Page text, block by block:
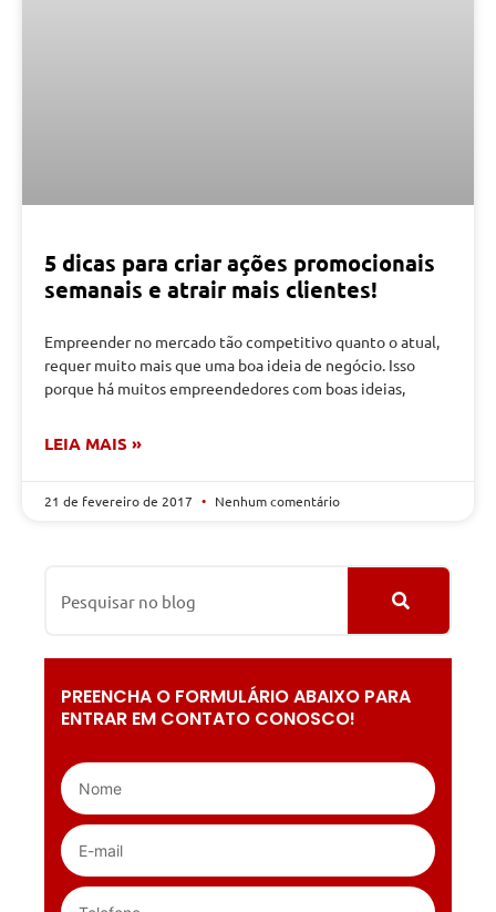
5 dicas para criar ações promocionais
semanais e atrair mais clientes!
Empreender no mercado tão competitivo quanto o atual,
requer muito mais que uma boa ideia de negócio. Isso
porque há muitos empreendedores com boas ideias,
LEIA MAIS »
21 de fevereiro de 2017 Nenhum comentário
PREENCHA O FORMULÁRIO ABAIXO PARA
ENTRAR EM CONTATO CONOSCO!